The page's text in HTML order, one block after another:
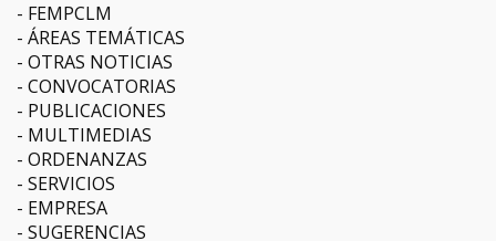
FEMPCLM
ÁREAS TEMÁTICAS
OTRAS NOTICIAS
CONVOCATORIAS
PUBLICACIONES
MULTIMEDIAS
ORDENANZAS
SERVICIOS
EMPRESA
SUGERENCIAS